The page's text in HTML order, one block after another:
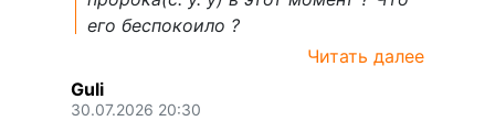
его беспокоило ?
Читать далее
Guli
30.07.2026 20:30